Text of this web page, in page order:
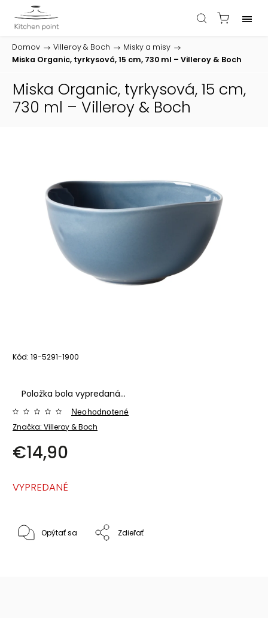
Domov / Villeroy & Boch / Misky a misy /
Miska Organic, tyrkysová, 15 cm, 730 ml – Villeroy & Boch
Miska Organic, tyrkysová, 15 cm,
730 ml – Villeroy & Boch
Kód: 19-5291-1900
Položka bola vypredaná…
Značka: Villeroy & Boch
Neohodnotené
€14,90
VYPREDANÉ
Opýtať sa Zdieľať